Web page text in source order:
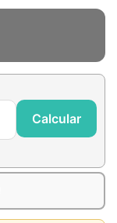
Calcular